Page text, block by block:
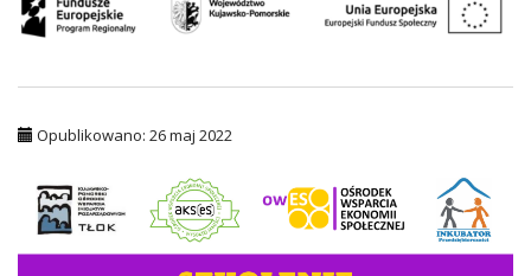
Opublikowano: 26 maj 2022